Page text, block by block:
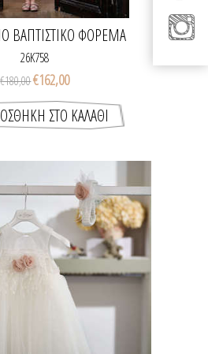
ΒΑΠΤΙΣΤΙΚΌ ΦΌΡΕΜΑ
26K758
€180,00€162,00